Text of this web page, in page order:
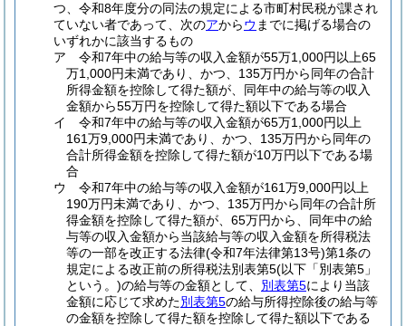
つ、令和8年度分の同法の規定による市町村民税が課され
ていない者であって、次のアからウ までに掲げる場合の
いずれかに該当するもの
ア
令和7年中の給与等の収入金額が55万1,000円以上65
万1,000円未満であり、かつ、135万円から同年の合計
所得金額を控除して得た額が、同年中の給与等の収入
金額から55万円を控除して得た額以下である場合
イ
令和7年中の給与等の収入金額が65万1,000円以上
161万9,000円未満であり、かつ、135万円から同年の
合計所得金額を控除して得た額が10万円以下である場
合
ウ
令和7年中の給与等の収入金額が161万9,000円以上
190万円未満であり、かつ、135万円から同年の合計所
得金額を控除して得た額が、65万円から、同年中の給
与等の収入金額から当該給与等の収入金額を所得税法
等の一部を改正する法律(令和7年法律第13号)第1条の
規定による改正前の所得税法別表第5(以下「別表第5」
という。)の給与等の金額として、 別表第5により当該
金額に応じて求めた別表第5の給与所得控除後の給与等
の金額を控除して得た額を控除して得た額以下である